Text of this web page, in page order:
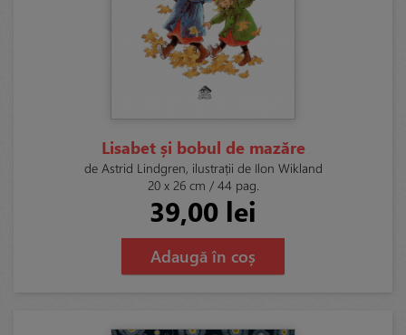
Lisabet și bobul de mazăre
de Astrid Lindgren, ilustrații de Ilon Wikland
20 x 26 cm / 44 pag.
39,00 lei
Adaugă în coș